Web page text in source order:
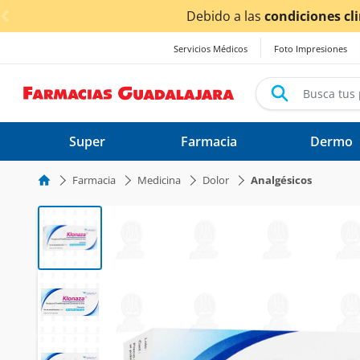
< div class="carousel-inner">condiciones climáticas
Servicios Médicos Foto Impresiones
Super Farmacia Dermo
Farmacia Medicina Dolor Analgésicos